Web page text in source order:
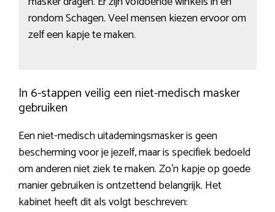
rondom Schagen. Veel mensen kiezen ervoor om
zelf een kapje te maken.
In 6-stappen veilig een niet-medisch masker
gebruiken
Een niet-medisch uitademingsmasker is geen
bescherming voor je jezelf, maar is specifiek bedoeld
om anderen niet ziek te maken. Zo’n kapje op goede
manier gebruiken is ontzettend belangrijk. Het
kabinet heeft dit als volgt beschreven: